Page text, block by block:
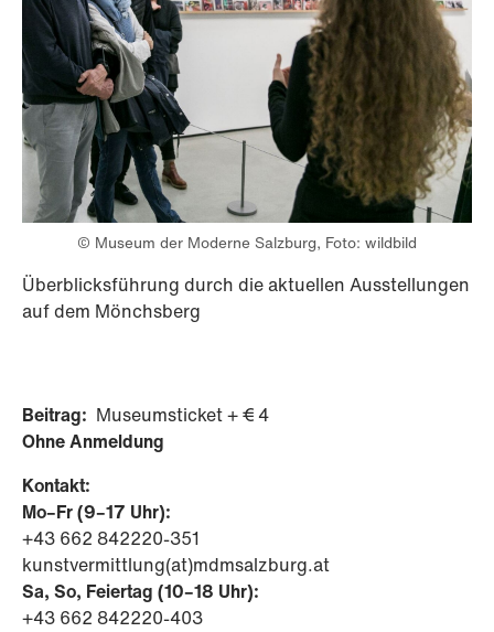
© Museum der Moderne Salzburg, Foto: wildbild
Überblicksführung durch die aktuellen Ausstellungen
auf dem Mönchsberg
Beitrag: Museumsticket + € 4
Ohne Anmeldung
Kontakt:
Mo–Fr (9–17 Uhr):
+43 662 842220-351
kunstvermittlung(at)mdmsalzburg.at
Sa, So, Feiertag (10–18 Uhr):
+43 662 842220-403